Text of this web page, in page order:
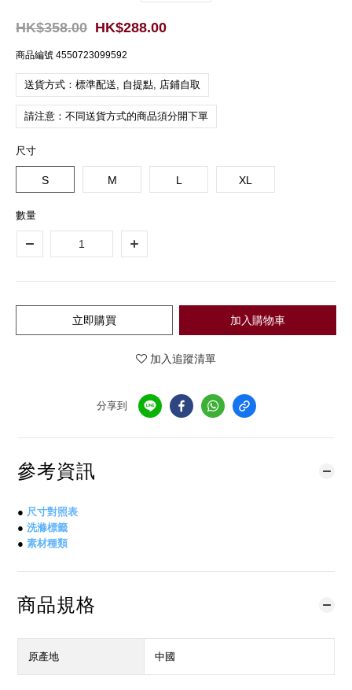
HK$288.00
HK$358.00
商品編號 4550723099592
送貨方式：標準配送, 自提點, 店鋪自取
請注意：不同送貨方式的商品須分開下單
尺寸
S M L XL
數量
加入購物車
立即購買
加入追蹤清單
分享到
參考資訊
● 尺寸對照表
● 洗滌標籤
● 素材種類
商品規格
原產地 中國